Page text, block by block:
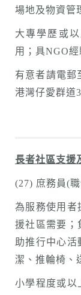
場地及物資管
大專學歷或
用；具NGO經
有意者請電郵
港灣仔愛群道
長者社區支援
(27) 庶務員(
為服務使用者
援社區需要；
助推行中心
潔、推輪椅、
小學程度或以